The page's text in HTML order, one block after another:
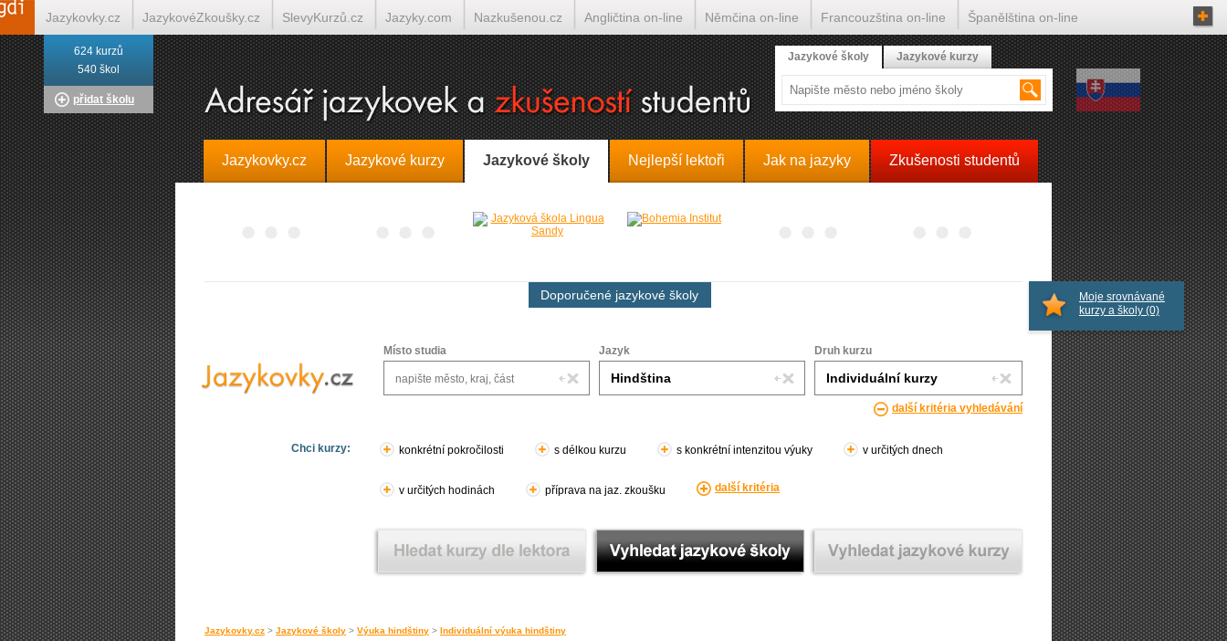
Jazykovky.cz Jazykové kurzy Jazykové školy Nejlepší lektoři Jak na jazyky Zkušenosti studentů
Doporučené jazykové školy
Místo studia Jazyk Druh kurzu
další kritéria vyhledávání
Chci kurzy: konkrétní pokročilosti s délkou kurzu s konkrétní intenzitou výuky v určitých dnech
v určitých hodinách příprava na jaz. zkoušku další kritéria
Jazykovky.cz > Jazykové školy > Výuka hindštiny > Individuální výuka hindštiny
Moje srovnávané
kurzy a školy (0)
624 kurzů
540 škol
přidat školu
Jazykové školy Jazykové kurzy
Jazykovky.cz JazykovéZkoušky.cz SlevyKurzů.cz Jazyky.com Nazkušenou.cz Angličtina on-line Němčina on-line Francouzština on-line Španělština on-line
Italština on-line Tlumočení-Překlady.cz Překládá.cz Tlumočí.cz